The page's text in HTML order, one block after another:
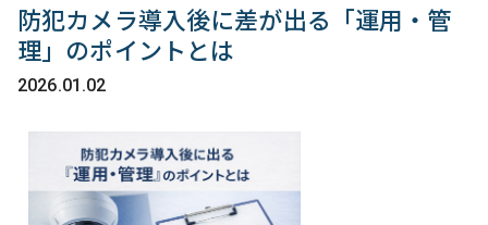
防犯カメラ導入後に差が出る「運用・管
理」のポイントとは
2026.01.02